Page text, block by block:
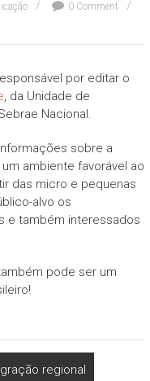
0 Comment
por editar o
, da Unidade de
Nacional.
sobre a
ambiente favorável ao
das micro e pequenas
alvo os
e também interessados
pode ser um
regional